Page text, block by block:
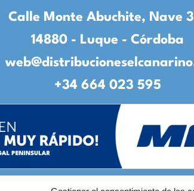
Calle Monte Abuchite, Nave
14880 - Luque - Córdoba
+34 664 023 595